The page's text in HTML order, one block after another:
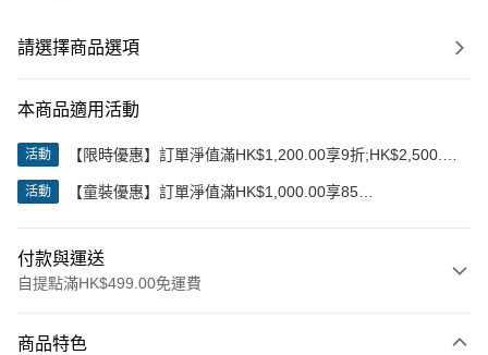
請選擇商品選項
本商品適用活動
活動
【限時優惠】訂單淨值滿HK$1,200.00享9折;HK$2,500.00
活動
【童裝優惠】訂單淨值滿HK$1,000.00享85
付款與運送
自提點滿HK$499.00免運費
商品特色